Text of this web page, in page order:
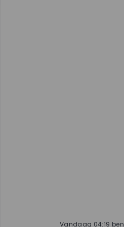
Vandaag 04:19 ben